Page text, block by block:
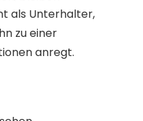
als Unterhalter,
zu einer
anregt.